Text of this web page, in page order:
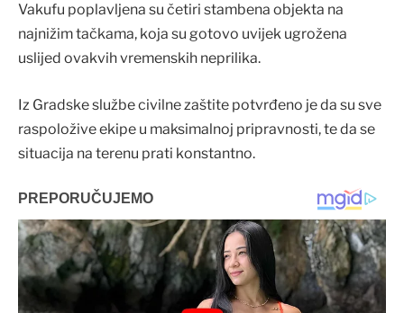
Vakufu poplavljena su četiri stambena objekta na
najnižim tačkama, koja su gotovo uvijek ugrožena
uslijed ovakvih vremenskih neprilika.
Iz Gradske službe civilne zaštite potvrđeno je da su sve
raspoložive ekipe u maksimalnoj pripravnosti, te da se
situacija na terenu prati konstantno.